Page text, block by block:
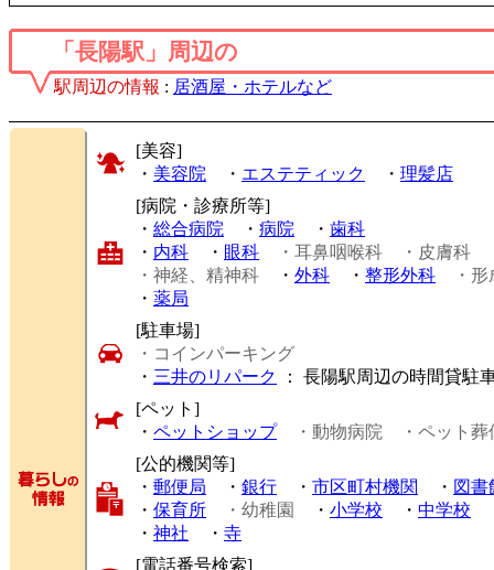
「長陽駅」周辺の
駅周辺の情報 : 居酒屋・ホテルなど
[美容]
・ 美容院 ・ エステティック ・ 理髪店
[病院・診療所等]
・ 総合病院 ・ 病院 ・ 歯科
・ 内科 ・ 眼科 ・耳鼻咽喉科 ・皮膚科
・神経、精神科 ・ 外科 ・ 整形外科
・
・ 薬局
[駐車場]
・コインパーキング
・ 三井のリパーク
： 長陽駅周辺の時間貸駐
[ペット]
・ ペットショップ ・動物病院
・ペット葬
[公的機関等]
・ 郵便局 ・ 銀行 ・ 市区町村機関 ・ 図書
・ 保育所 ・幼稚園 ・ 小学校 ・ 中学校
・ 神社 ・ 寺
[電話番号検索]